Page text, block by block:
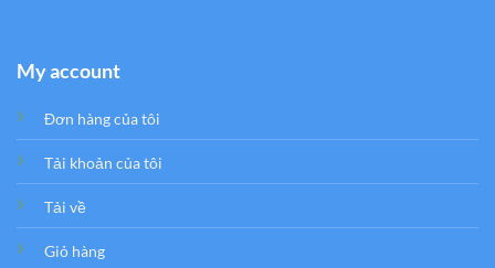
My account
Đơn hàng của tôi
Tải khoản của tôi
Tải về
Giỏ hàng